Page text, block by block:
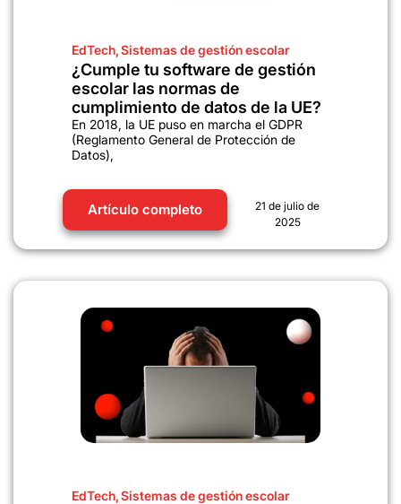
EdTech,Sistemas de gestión escolar
¿Cumple tu software de gestión
escolar las normas de
cumplimiento de datos de la UE?
En 2018, la UE puso en marcha el GDPR
(Reglamento General de Protección de
Datos),
Artículo completo
21 de julio de
2025
EdTech,Sistemas de gestión escolar